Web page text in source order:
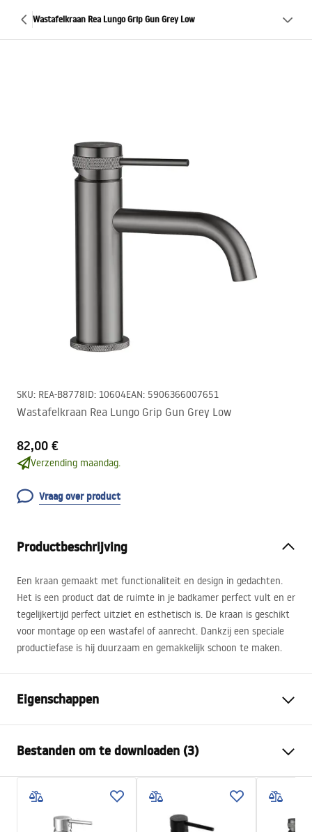
Wastafelkraan Rea Lungo Grip Gun Grey Low
SKU: REA-B8778ID: 10604EAN: 5906366007651
Wastafelkraan Rea Lungo Grip Gun Grey Low
82,00 €
Verzending maandag.
Vraag over product
Productbeschrijving
Een kraan gemaakt met functionaliteit en design in gedachten.
Het is een product dat de ruimte in je badkamer perfect vult en er
tegelijkertijd perfect uitziet en esthetisch is. De kraan is geschikt
voor montage op een wastafel of aanrecht. Dankzij een speciale
productiefase is hij duurzaam en gemakkelijk schoon te maken.
Eigenschappen
Montagewijze
Opbouw
Kleur
Titaniumkleur
Type uitloop
Vast
Materiaal
Messing
Bestanden om te downloaden (3)
Garantievoorwaarden
Warranty_Terms_and_Conditions_Faucets_-_5.pdf